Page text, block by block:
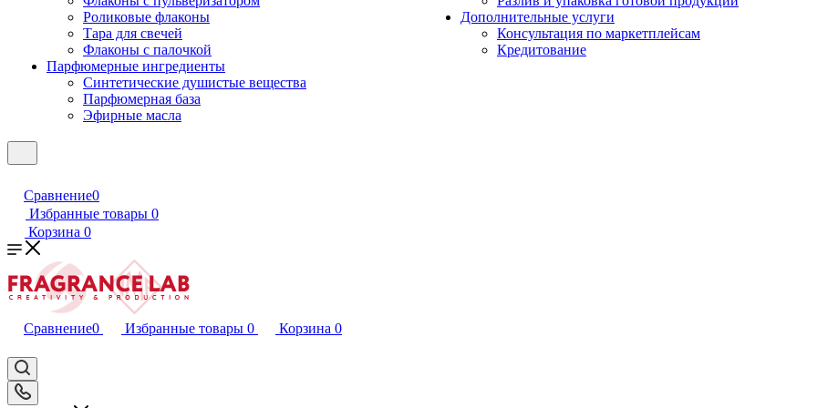
Роликовые флаконы
Тара для свечей
Флаконы с палочкой
Парфюмерные ингредиенты
Синтетические душистые вещества
Парфюмерная база
Эфирные масла
Дополнительные услуги
Консультация по маркетплейсам
Кредитование
Сравнение0
Избранные товары 0
Корзина 0
Сравнение0 Избранные товары 0 Корзина 0